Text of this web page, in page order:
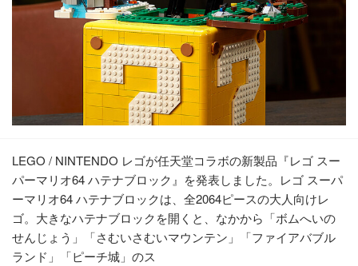
LEGO / NINTENDO レゴが任天堂コラボの新製品『レゴ スー
パーマリオ64 ハテナブロック』を発表しました。レゴ スーパ
ーマリオ64 ハテナブロックは、全2064ピースの大人向けレ
ゴ。大きなハテナブロックを開くと、なかから「ボムへいの
せんじょう」「さむいさむいマウンテン」「ファイアバブル
ランド」「ピーチ城」のス